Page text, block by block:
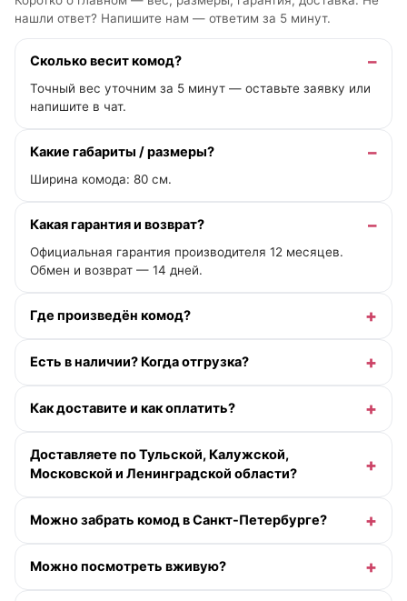
нашли ответ? Напишите нам — ответим за 5 минут.
Сколько весит комод?
Точный вес уточним за 5 минут — оставьте заявку или
напишите в чат.
Какие габариты / размеры?
Ширина комода: 80 см.
Какая гарантия и возврат?
Официальная гарантия производителя 12 месяцев.
Обмен и возврат — 14 дней.
Где произведён комод?
Есть в наличии? Когда отгрузка?
Как доставите и как оплатить?
Доставляете по Тульской, Калужской,
Московской и Ленинградской области?
Можно забрать комод в Санкт-Петербурге?
Можно посмотреть вживую?